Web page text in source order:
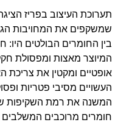
תערוכת העיצוב בפריז
שמשקפים את המחויבות
בין החומרים הבולטים היו:
המיוצר מאצות ומפסולת
אופטיים ומקטין את צריכת
העשויים מסיבי פטריות
המשנה את רמת השקיפות
חומרים מרוכבים